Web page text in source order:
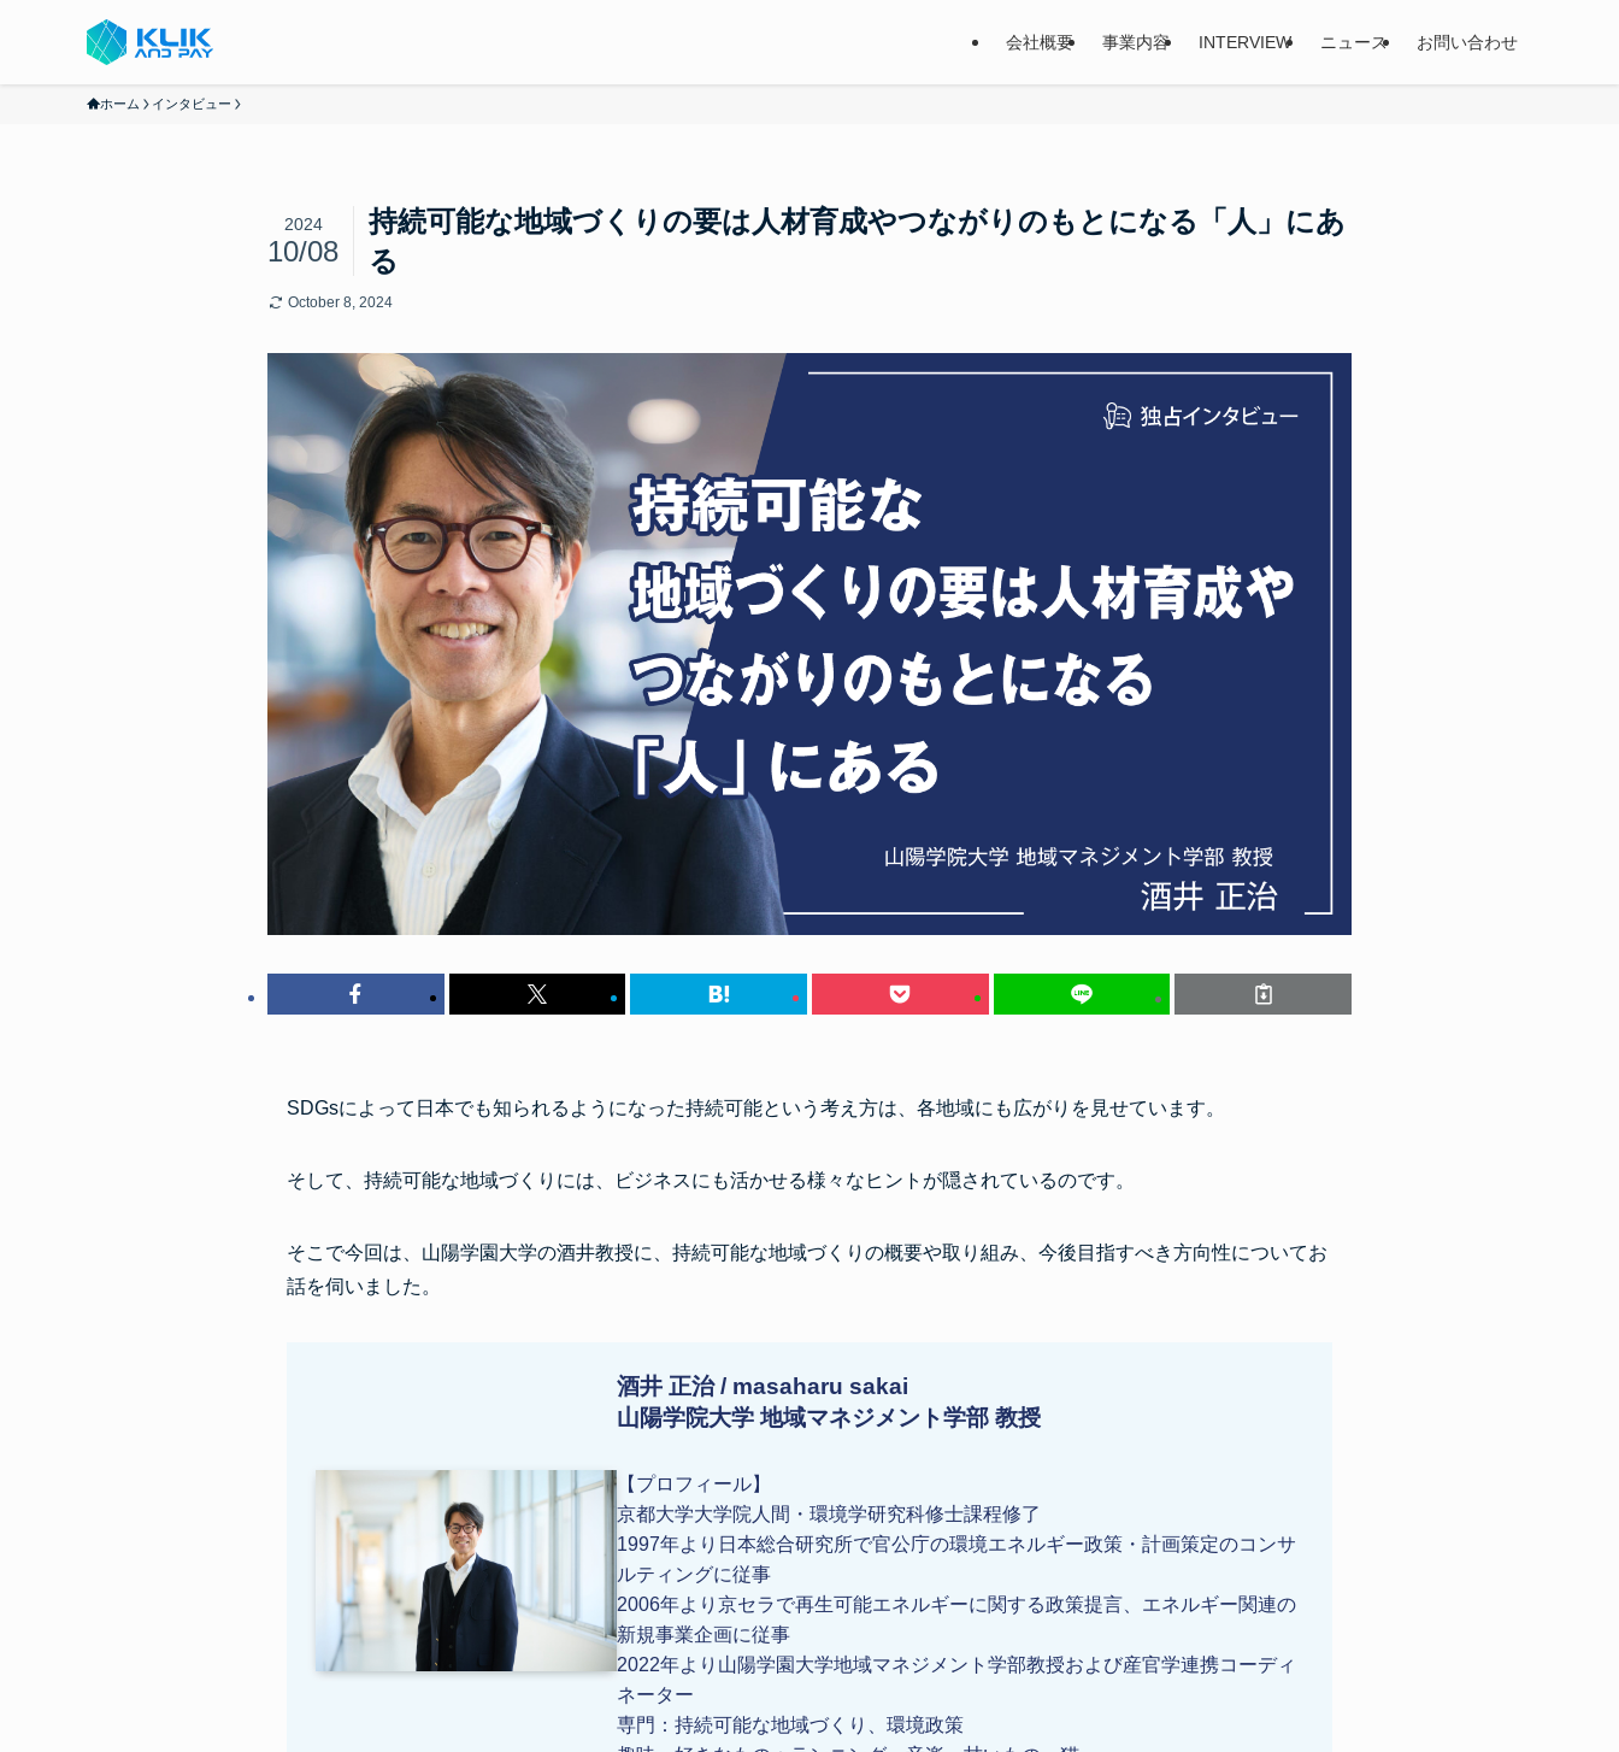
会社概要 事業内容 INTERVIEW ニュース お問い合わせ
ホーム インタビュー
持続可能な地域づくりの要は人材育成やつながりのもとになる「人」にあ
る
2024
10/08
October 8, 2024
SDGsによって日本でも知られるようになった持続可能という考え方は、各地域にも広がりを見せています。
そして、持続可能な地域づくりには、ビジネスにも活かせる様々なヒントが隠されているのです。
そこで今回は、山陽学園大学の酒井教授に、持続可能な地域づくりの概要や取り組み、今後目指すべき方向性についてお
話を伺いました。
酒井 正治 / masaharu sakai
山陽学院大学 地域マネジメント学部 教授
【プロフィール】
京都大学大学院人間・環境学研究科修士課程修了
1997年より日本総合研究所で官公庁の環境エネルギー政策・計画策定のコンサ
ルティングに従事
2006年より京セラで再生可能エネルギーに関する政策提言、エネルギー関連の
新規事業企画に従事
2022年より山陽学園大学地域マネジメント学部教授および産官学連携コーディ
ネーター
専門：持続可能な地域づくり、環境政策